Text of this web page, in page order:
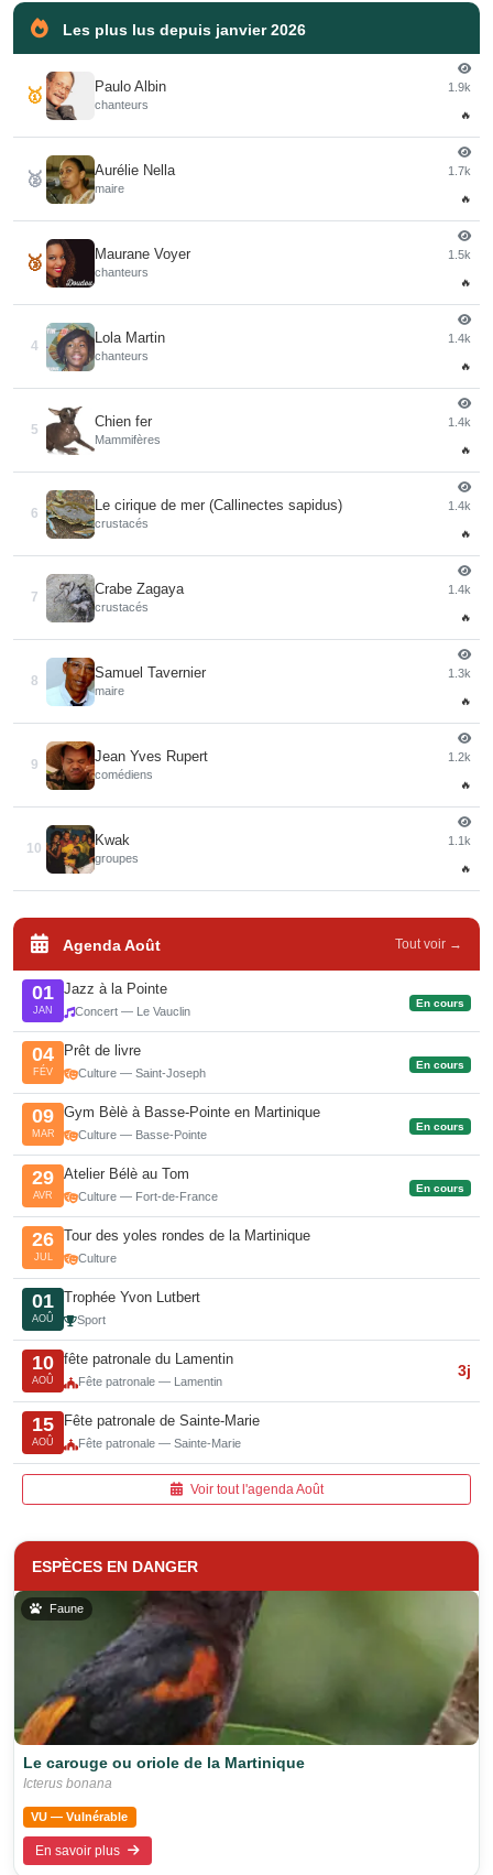
Les plus lus depuis janvier 2026
🥇 Paulo Albin
chanteurs
1.9k
🔥
🥈 Aurélie Nella
maire
1.7k
🔥
🥉 Maurane Voyer
chanteurs
1.5k
🔥
4
Lola Martin
chanteurs
1.4k
🔥
5
Chien fer
Mammifères
1.4k
🔥
6
Le cirique de mer (Callinectes sapidus)
crustacés
1.4k
🔥
7
Crabe Zagaya
crustacés
1.4k
🔥
8
Samuel Tavernier
maire
1.3k
🔥
9
Jean Yves Rupert
comédiens
1.2k
🔥
10
Kwak
groupes
1.1k
🔥
Agenda Août Tout voir →
01
JAN
Jazz à la Pointe
Concert — Le Vauclin
En cours
04
FÉV
Prêt de livre
Culture — Saint-Joseph
En cours
09
MAR
Gym Bèlè à Basse-Pointe en Martinique
Culture — Basse-Pointe
En cours
29
AVR
Atelier Bélè au Tom
Culture — Fort-de-France
En cours
26
JUL
Tour des yoles rondes de la Martinique
Culture
01
AOÛ
Trophée Yvon Lutbert
Sport
10
AOÛ
fête patronale du Lamentin
Fête patronale — Lamentin
3j
15
AOÛ
Fête patronale de Sainte-Marie
Fête patronale — Sainte-Marie
Voir tout l'agenda Août
ESPÈCES EN DANGER
Faune
Le carouge ou oriole de la Martinique
Icterus bonana
VU — Vulnérable
En savoir plus